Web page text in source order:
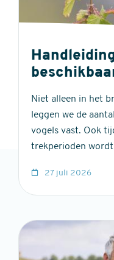
Niet alleen in het
leggen we de
vogels vast. Ook
trekperioden
27 juli 2026